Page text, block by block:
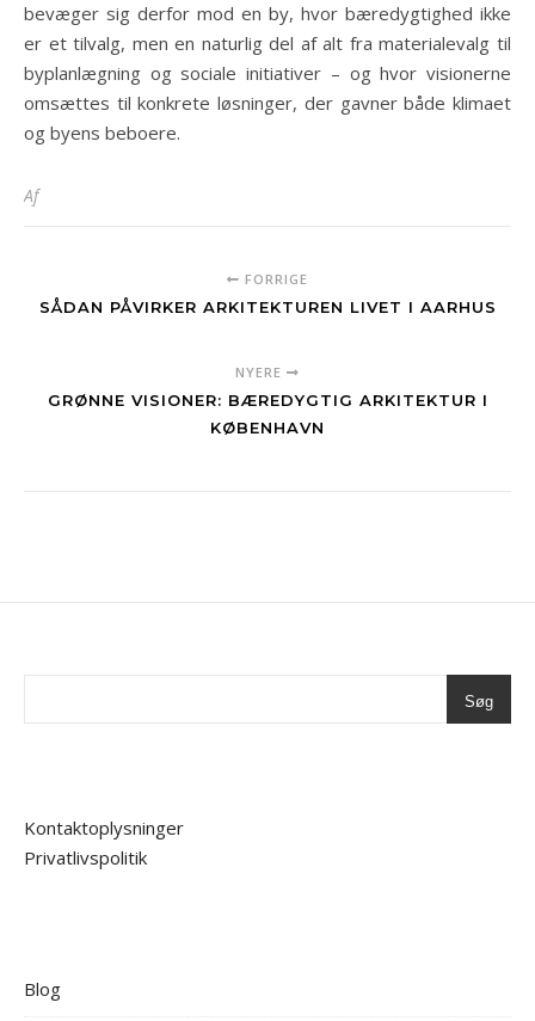
bevæger sig derfor mod en by, hvor bæredygtighed ikke
er et tilvalg, men en naturlig del af alt fra materialevalg til
byplanlægning og sociale initiativer – og hvor visionerne
omsættes til konkrete løsninger, der gavner både klimaet
og byens beboere.
Af
FORRIGE
SÅDAN PÅVIRKER ARKITEKTUREN LIVET I AARHUS
NYERE
GRØNNE VISIONER: BÆREDYGTIG ARKITEKTUR I
KØBENHAVN
Søg
Kontaktoplysninger
Privatlivspolitik
Blog